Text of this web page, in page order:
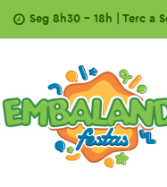
Seg 8h30 - 18h | Terc a